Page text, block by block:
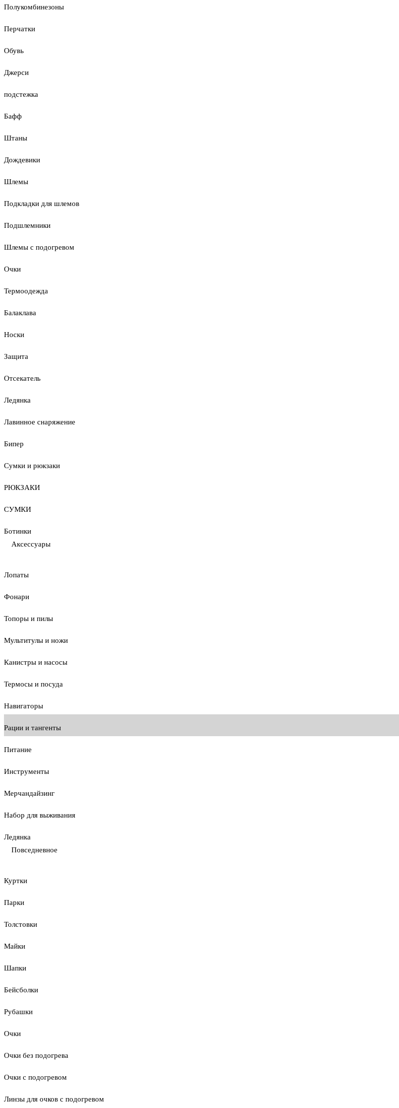
Полукомбинезоны
Перчатки
Обувь
Джерси
подстежка
Бафф
Штаны
Дождевики
Шлемы
Подкладки для шлемов
Подшлемники
Шлемы с подогревом
Очки
Термоодежда
Балаклава
Носки
Защита
Отсекатель
Ледянка
Лавинное снаряжение
Бипер
Сумки и рюкзаки
РЮКЗАКИ
СУМКИ
Ботинки
Аксессуары
Лопаты
Фонари
Топоры и пилы
Мультитулы и ножи
Канистры и насосы
Термосы и посуда
Навигаторы
Рации и тангенты
Питание
Инструменты
Мерчандайзинг
Набор для выживания
Ледянка
Повседневное
Куртки
Парки
Толстовки
Майки
Шапки
Бейсболки
Рубашки
Очки
Очки без подогрева
Очки с подогревом
Линзы для очков с подогревом